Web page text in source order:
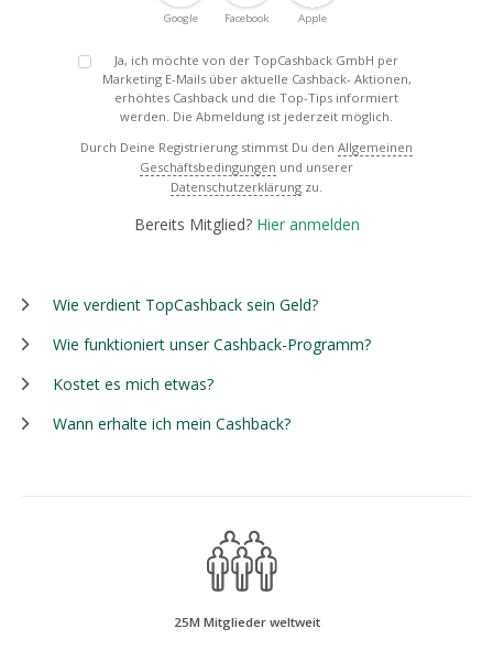
Google Facebook Apple
Ja, ich möchte von der TopCashback GmbH per
Marketing E-Mails über aktuelle Cashback- Aktionen,
erhöhtes Cashback und die Top-Tips informiert
werden. Die Abmeldung ist jederzeit möglich.
Durch Deine Registrierung stimmst Du den Allgemeinen
Geschäftsbedingungen und unserer
Datenschutzerklärung zu.
Bereits Mitglied? Hier anmelden
Wie verdient TopCashback sein Geld?
Wie funktioniert unser Cashback-Programm?
Kostet es mich etwas?
Wann erhalte ich mein Cashback?
25M Mitglieder weltweit